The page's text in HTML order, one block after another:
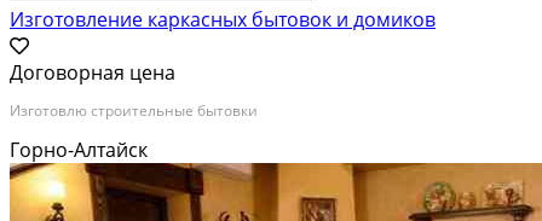
Изготовление каркасных бытовок и домиков
Договорная цена
Изготовлю строительные бытовки
Горно-Алтайск